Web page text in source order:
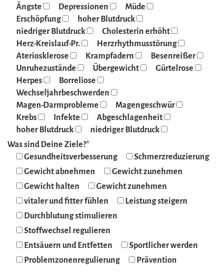
Ängste
Depressionen
Müde
Erschöpfung
hoher Blutdruck
niedriger Blutdruck
Cholesterin erhöht
Herz-Kreislauf-Pr.
Herzrhythmusstörung
Ateriosklerose
Krampfadern
Besenreißer
Unruhezustände
Übergewicht
Gürtelrose
Herpes
Borreliose
Wechseljahrbeschwerden
Magen-Darmprobleme
Magengeschwür
Krebs
Infekte
Abgeschlagenheit
hoher Blutdruck
niedriger Blutdruck
Was sind Deine Ziele?*
Gesundheitsverbesserung
Schmerzreduzierung
Gewicht abnehmen
Gewicht zunehmen
Gewicht halten
Gewicht zunehmen
vitaler und fitter fühlen
Leistung steigern
Durchblutung stimulieren
Stoffwechsel regulieren
Entsäuern und Entfetten
Sportlicher werden
Problemzonenregulierung
Prävention